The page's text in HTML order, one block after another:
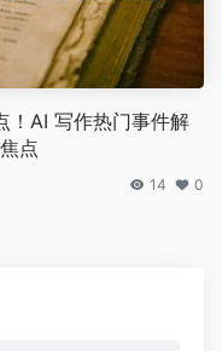
！AI 写作热门事件解
点
14 0